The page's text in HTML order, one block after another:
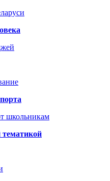
школьникам
тематикой